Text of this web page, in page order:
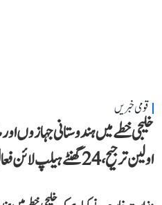
قومی خبریں
خلیجی خطے میں ہندوستانی جہازوں
اولین ترجیح، 24 گھنٹے ہیلپ لائن فعال: وزارتِ خارجہ